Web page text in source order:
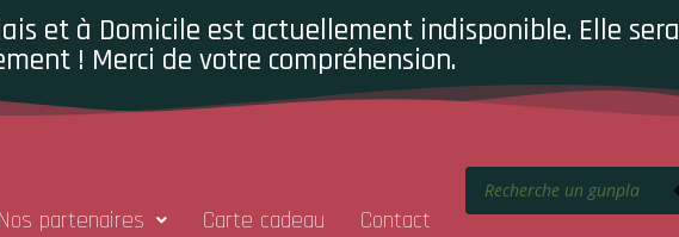
et à Domicile est actuellement indisponible. Elle sera
! Merci de votre compréhension.
Nos partenaires Carte cadeau Contact